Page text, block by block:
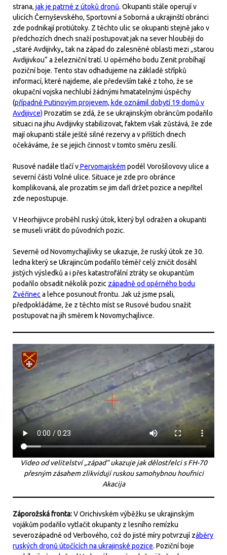
strana, jak je patrné z útoků dronů. Okupanti stále operují v
ulicích Černyševského, Sportovní a Soborná a ukrajinští obránci
zde podnikají protiútoky. Z těchto ulic se okupanti stejně jako v
předchozích dnech snaží postupovat jak na sever hlouběji do
„staré Avdijivky„ tak na západ do zalesněné oblasti mezi „starou
Avdijivkou“ a železniční tratí. U opěrného bodu Zenit probíhají
poziční boje. Tento stav odhadujeme na základě střípků
informací, které najdeme, ale především také z toho, že se
okupační vojska nechlubí žádnými hmatatelnými úspěchy
(případně Putinovým projevem, kde oznámil dobytí 19 domů v
Avdijivce) Prozatím se zdá, že se ukrajinským obráncům podařilo
situaci na jihu Avdijivky stabilizovat, faktem však zůstává, že zde
mají okupanti stále ještě silné rezervy a v příštích dnech
očekáváme, že se jejich činnost v tomto směru zesílí.
Rusové nadále tlačí vPervomajském podél Vorošilovovy ulice a
severní části Volné ulice. Situace je zde pro obránce
komplikovaná, ale prozatím se jim daří držet pozice a nepřítel
zde nepostupuje.
V Heorhijivce proběhl ruský útok, který byl odražen a okupanti
se museli vrátit do původních pozic.
Severně od Novomychajlivky se ukazuje, že ruský útok ze 30.
ledna který se Ukrajincům podařilo téměř celý zničit dosáhl
jistých výsledků a i přes katastrofální ztráty se okupantům
podařilo obsadit několik pozic západně od opěrného bodu
Zvěřineca lehce posunout frontu. Jak už jsme psali,
předpokládáme, že z těchto míst se Rusové budou snažit
postupovat na jih směrem k Novomychajlivce.
Video od velitelství „západ“ ukazuje jak dělostřelci s FH-70
přesným zásahem zlikvidují ruskou samohybnou houfnici
Akacija
Záporožská fronta:V Orichivském výběžku se ukrajinským
vojákům podařilo vytlačit okupanty z lesního remízku
severozápadně od Verbového, což do jisté míry potvrzují záběry
ruských dronů útočících na ukrajinské pozice. Poziční boje